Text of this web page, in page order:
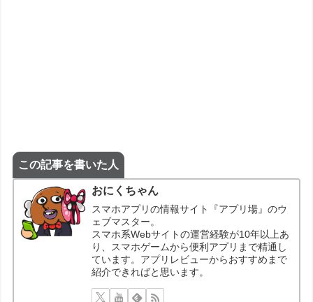
この記事を書いた人
おにくちゃん
スマホアプリの情報サイト『アプリ場』のウ
ェブマスター。
スマホ系Webサイトの運営経験が10年以上あ
り、スマホゲームから便利アプリまで精通し
ています。アプリレビューからおすすめまで
紹介できればと思います。